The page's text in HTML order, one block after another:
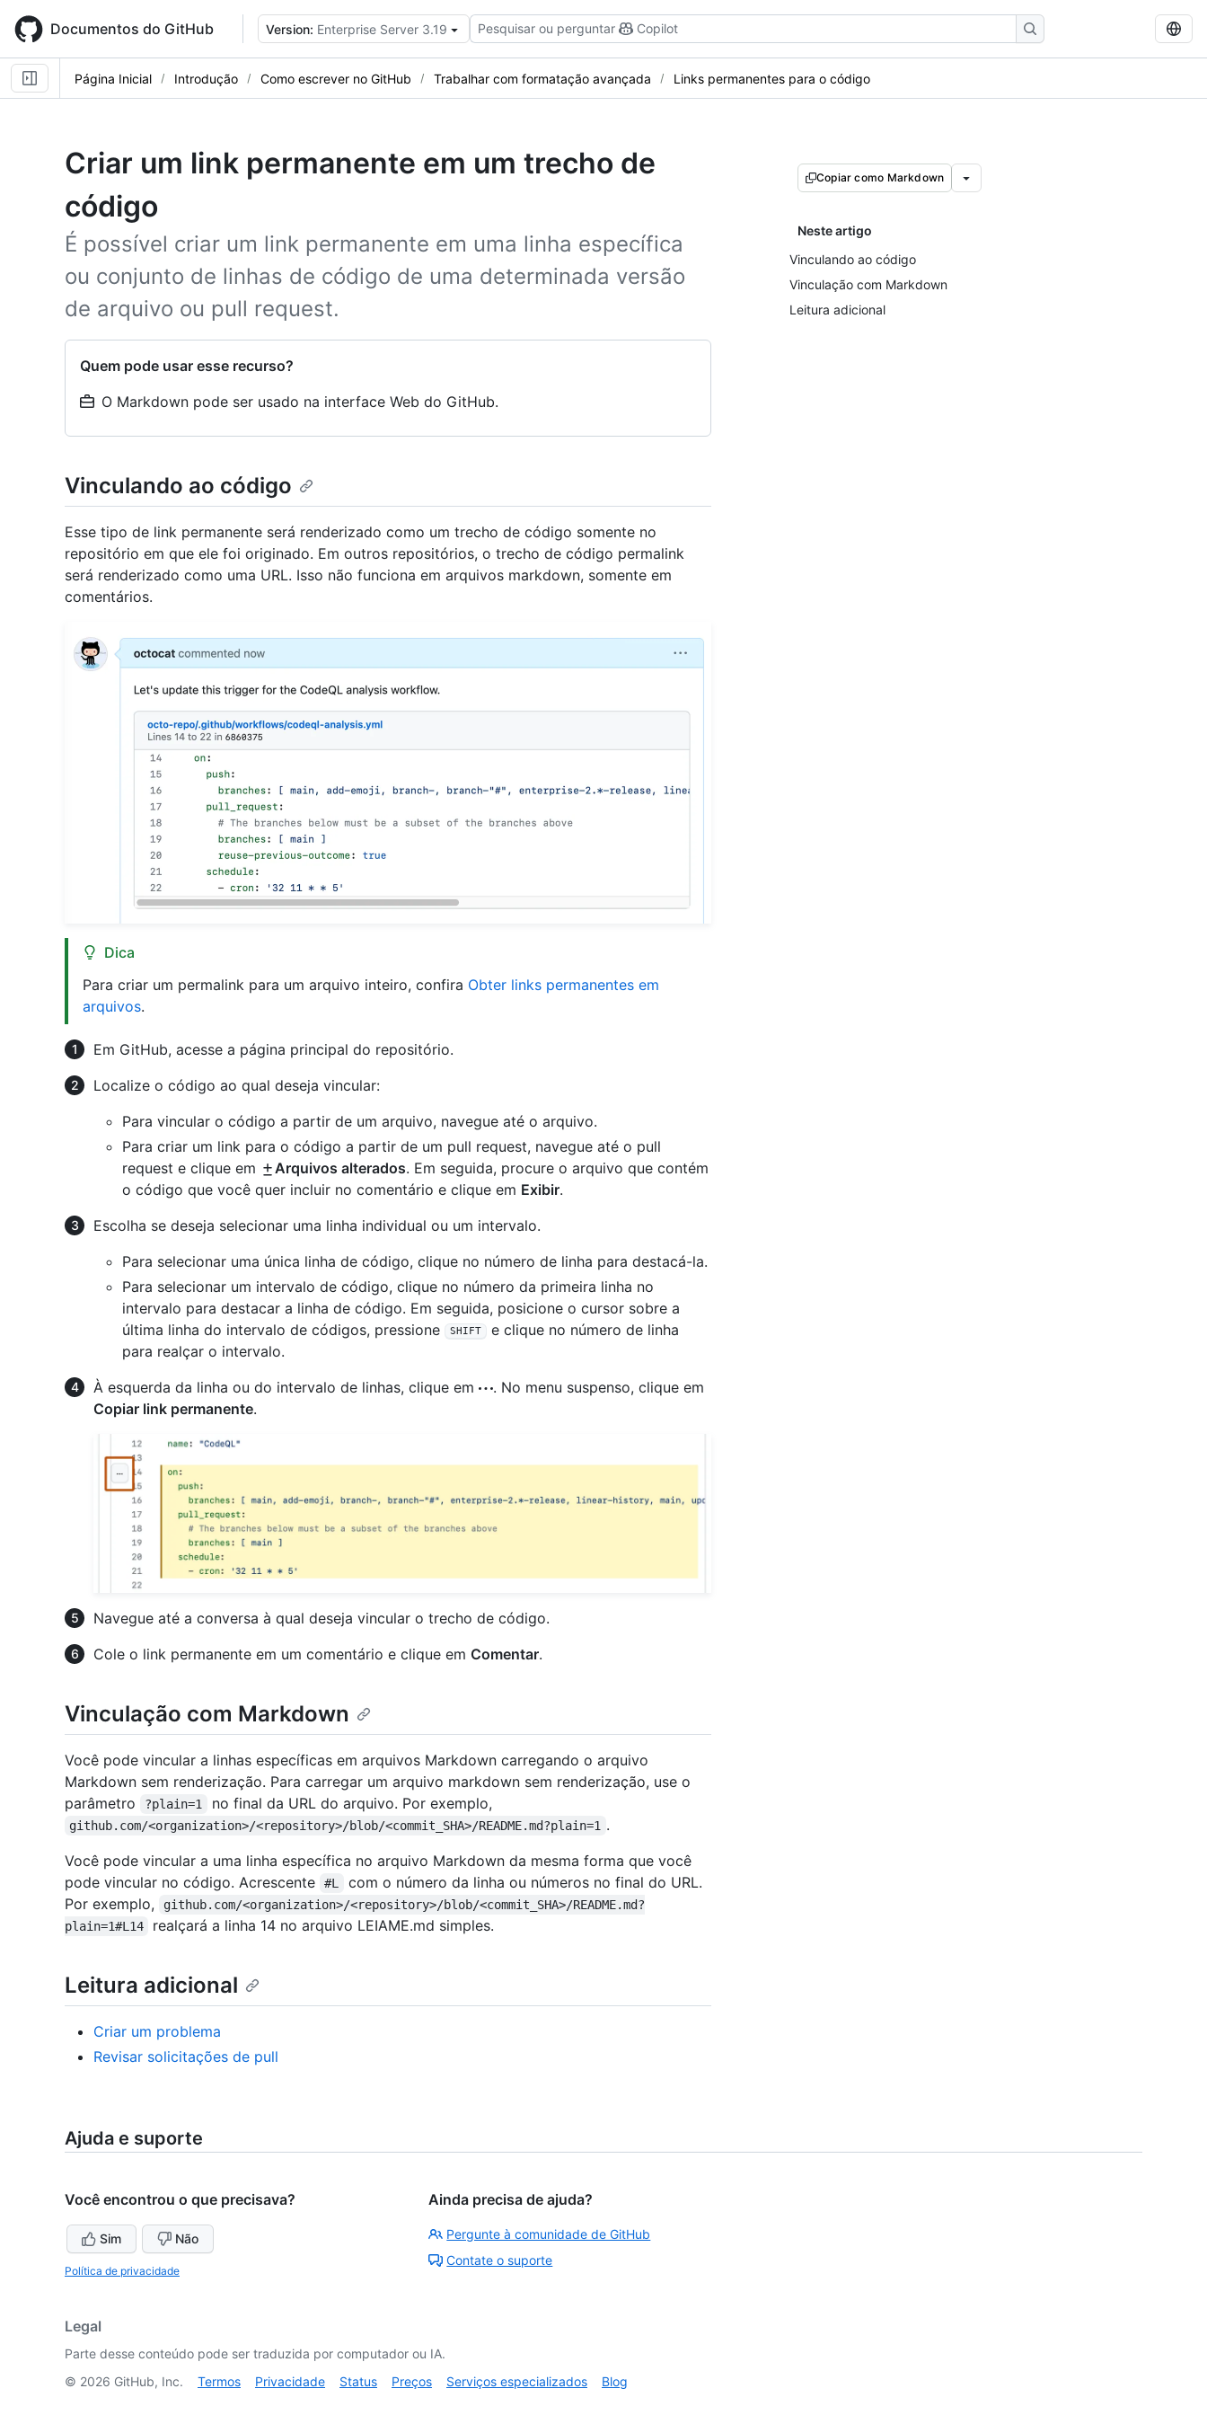
main
content
Documentos do GitHub Version: Enterprise Server 3.19 Pesquisar ou perguntar Copilot
Página Inicial Introdução Como escrever no GitHub Trabalhar com formatação avançada Links permanentes para o código
Criar um link permanente em um trecho de
código
É possível criar um link permanente em uma linha específica
ou conjunto de linhas de código de uma determinada versão
de arquivo ou pull request.
Quem pode usar esse recurso?
O Markdown pode ser usado na interface Web do GitHub.
Copiar como Markdown
Neste artigo
Vinculando ao código
Vinculação com Markdown
Leitura adicional
Vinculando ao código
Esse tipo de link permanente será renderizado como um trecho de código somente no
repositório em que ele foi originado. Em outros repositórios, o trecho de código permalink
será renderizado como uma URL. Isso não funciona em arquivos markdown, somente em
comentários.
Dica
Para criar um permalink para um arquivo inteiro, confira Obter links permanentes em
arquivos.
Em GitHub, acesse a página principal do repositório.
Localize o código ao qual deseja vincular:
Para vincular o código a partir de um arquivo, navegue até o arquivo.
Para criar um link para o código a partir de um pull request, navegue até o pull
request e clique em
Arquivos alterados. Em seguida, procure o arquivo que contém
o código que você quer incluir no comentário e clique em Exibir.
Escolha se deseja selecionar uma linha individual ou um intervalo.
Para selecionar uma única linha de código, clique no número de linha para destacá-la.
Para selecionar um intervalo de código, clique no número da primeira linha no
intervalo para destacar a linha de código. Em seguida, posicione o cursor sobre a
última linha do intervalo de códigos, pressione
SHIFT
e clique no número de linha
para realçar o intervalo.
À esquerda da linha ou do intervalo de linhas, clique em
. No menu suspenso, clique em
Copiar link permanente.
Navegue até a conversa à qual deseja vincular o trecho de código.
Cole o link permanente em um comentário e clique em Comentar.
Vinculação com Markdown
Você pode vincular a linhas específicas em arquivos Markdown carregando o arquivo
Markdown sem renderização. Para carregar um arquivo markdown sem renderização, use o
parâmetro
?plain=1 no final da URL do arquivo. Por exemplo,
github.com/<organization>/<repository>/blob/<commit_SHA>/README.md?plain=1 .
Você pode vincular a uma linha específica no arquivo Markdown da mesma forma que você
pode vincular no código. Acrescente
#L
com o número da linha ou números no final do URL.
Por exemplo,
github.com/<organization>/<repository>/blob/<commit_SHA>/README.md?
plain=1#L14
realçará a linha 14 no arquivo LEIAME.md simples.
Leitura adicional
Criar um problema
Revisar solicitações de pull
Ajuda e suporte
Você encontrou o que precisava?
Sim Não
Política de privacidade
Ainda precisa de ajuda?
Pergunte à comunidade de GitHub
Contate o suporte
Legal
Parte desse conteúdo pode ser traduzida por computador ou IA.
© 2026 GitHub, Inc. Termos Privacidade Status Preços Serviços especializados Blog